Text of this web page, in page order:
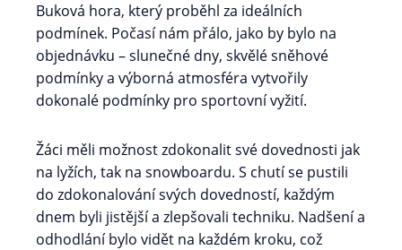
Buková hora, který proběhl za ideálních
podmínek. Počasí nám přálo, jako by bylo na
objednávku – slunečné dny, skvělé sněhové
podmínky a výborná atmosféra vytvořily
dokonalé podmínky pro sportovní vyžití.
Žáci měli možnost zdokonalit své dovednosti jak
na lyžích, tak na snowboardu. S chutí se pustili
do zdokonalování svých dovedností, každým
dnem byli jistější a zlepšovali techniku. Nadšení a
odhodlání bylo vidět na každém kroku, což